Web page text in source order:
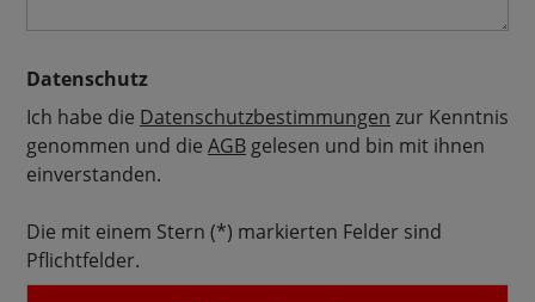
Datenschutz
Ich habe die Datenschutzbestimmungen zur Kenntnis
genommen und die AGBgelesen und bin mit ihnen
einverstanden.
Die mit einem Stern (*) markierten Felder sind
Pflichtfelder.